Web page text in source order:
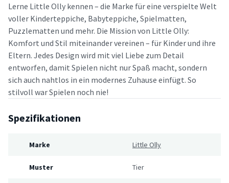
Lerne Little Olly kennen – die Marke für eine verspielte Welt
voller Kinderteppiche, Babyteppiche, Spielmatten,
Puzzlematten und mehr. Die Mission von Little Olly:
Komfort und Stil miteinander vereinen – für Kinder und ihre
Eltern. Jedes Design wird mit viel Liebe zum Detail
entworfen, damit Spielen nicht nur Spaß macht, sondern
sich auch nahtlos in ein modernes Zuhause einfügt. So
stilvoll war Spielen noch nie!
Spezifikationen
Marke Little Olly
Muster Tier